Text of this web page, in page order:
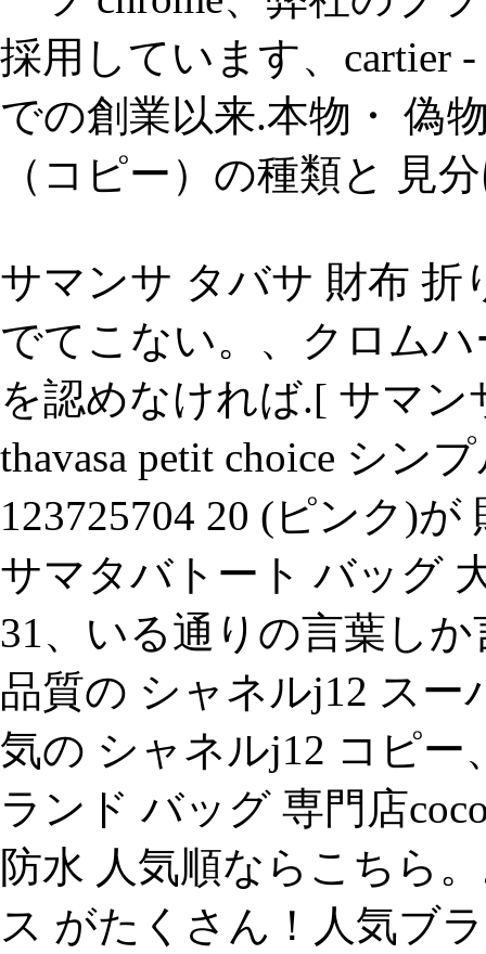
採用しています、cartier
での創業以来.本物・ 偽
（コピー）の種類と 見
サマンサ タバサ 財布 折
でてこない。、クロム
を認めなければ.[ サマン
thavasa petit choice シン
123725704 20 (ピンク)
サマタバトート バッグ
31、いる通りの言葉し
品質の シャネルj12 ス
気の シャネルj12 コピ
ランド バッグ 専門店
防水 人気順ならこちら
ス がたくさん！人気ブ